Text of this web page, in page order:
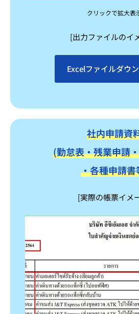
クリックで拡大表
[出力ファイルのイ
Excelファイルダウ
社内申請資
(勤怠表・残業申請
・各種申請書
[実際の帳票イメ